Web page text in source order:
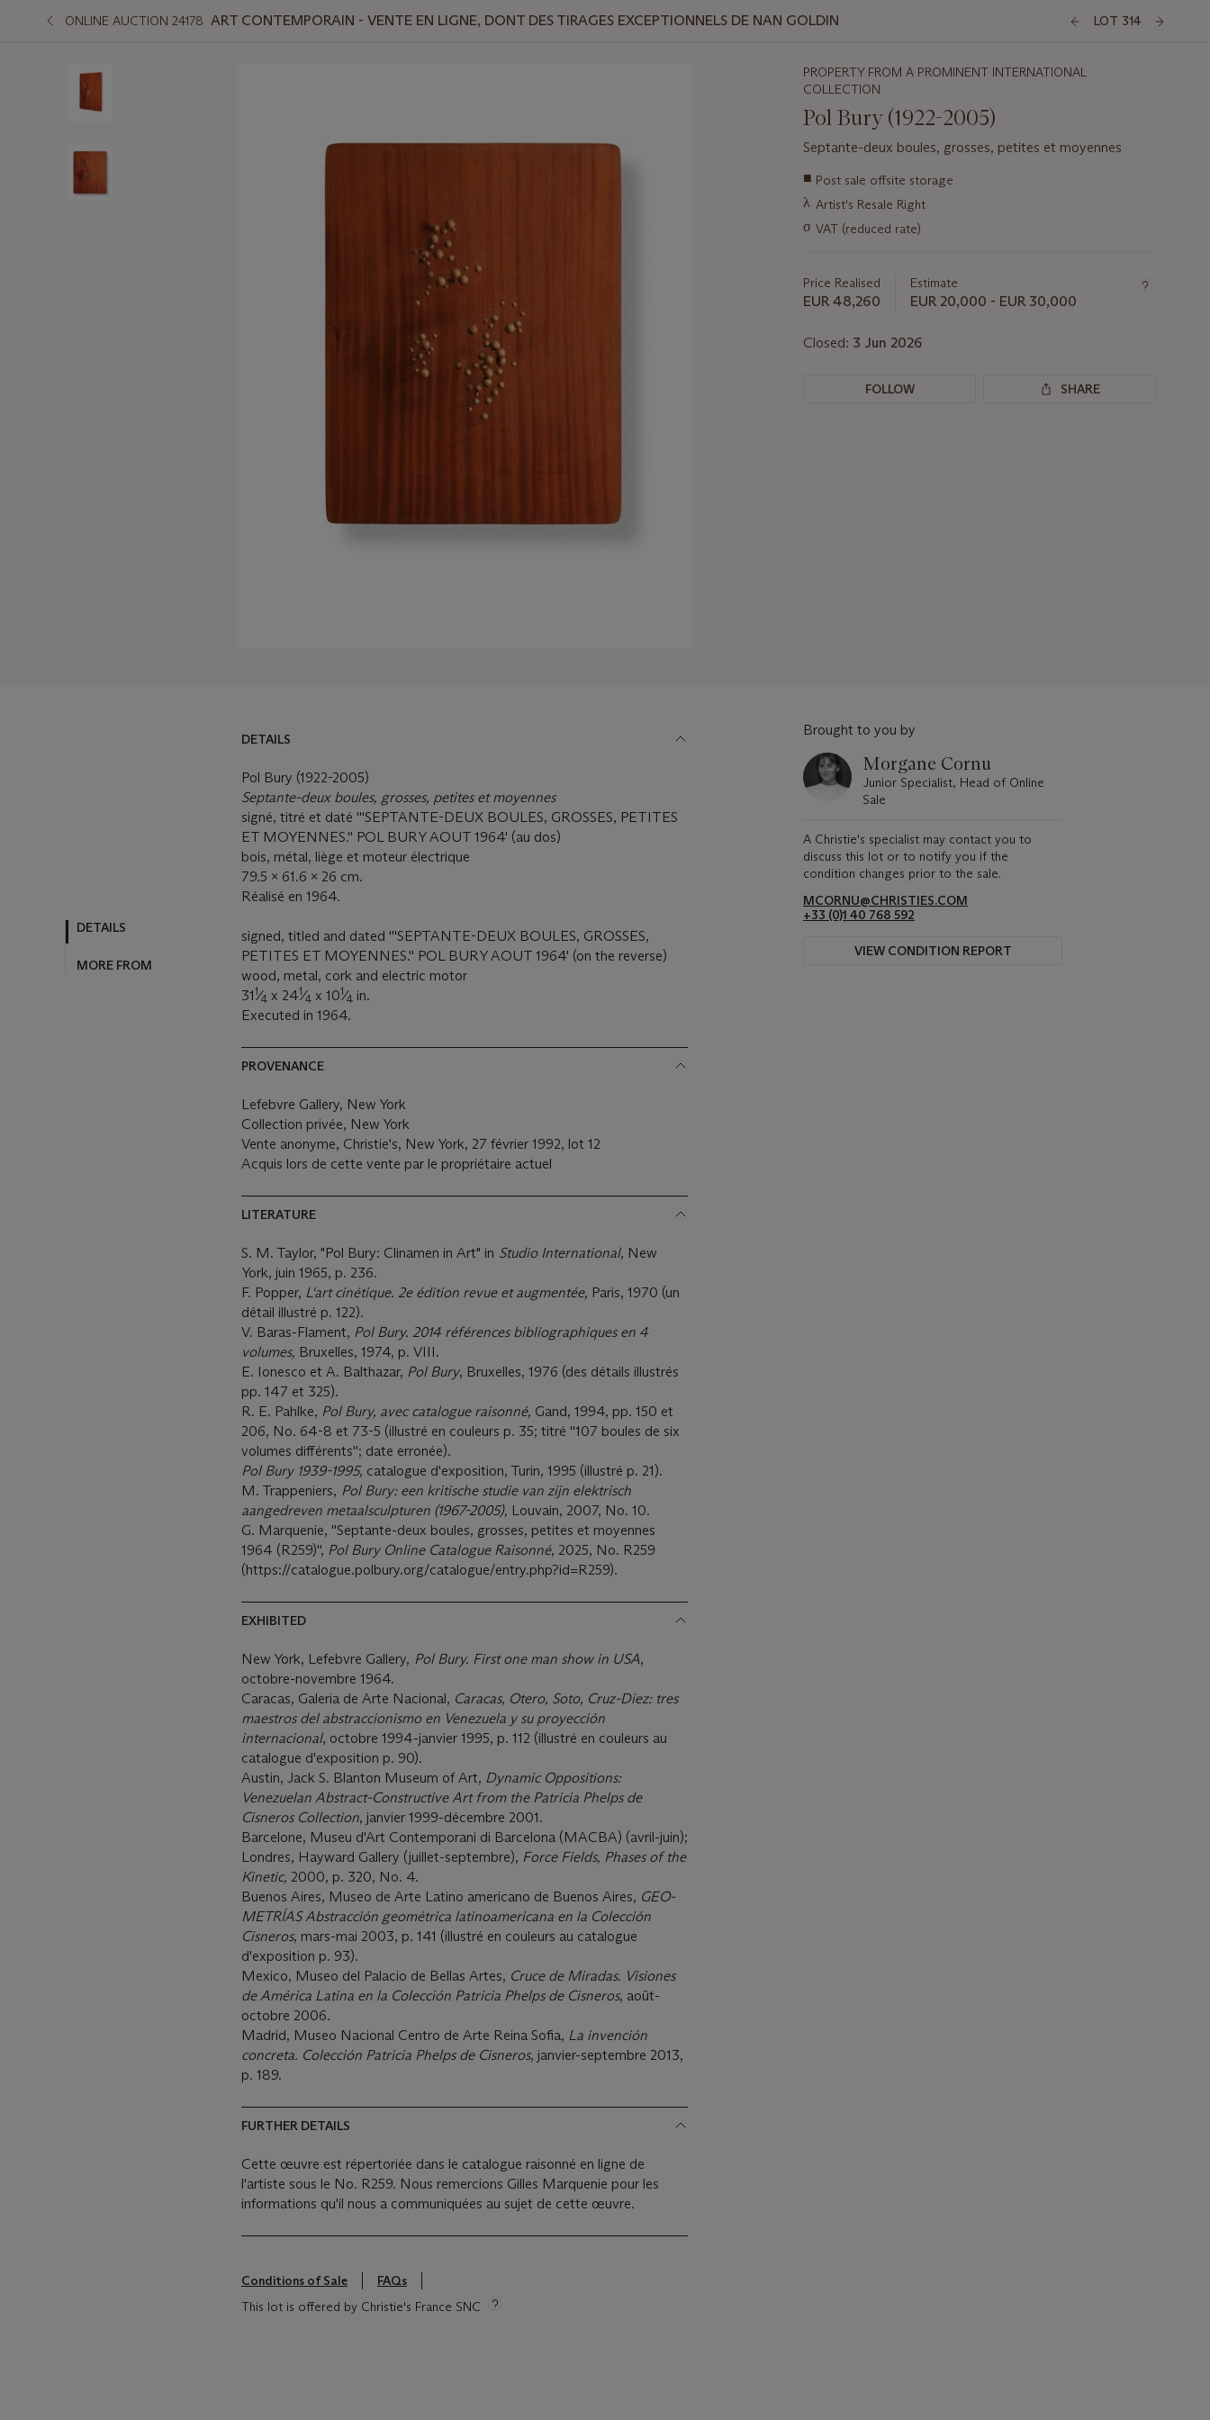
ONLINE AUCTION 24178 ART CONTEMPORAIN - VENTE EN LIGNE, DONT DES TIRAGES EXCEPTIONNELS DE NAN GOLDIN LOT 314
PROPERTY FROM A PROMINENT INTERNATIONAL
COLLECTION
Pol Bury (1922-2005)
Septante-deux boules, grosses, petites et moyennes
Important
about
this
■ Post sale offsite storage
λ Artist's Resale Right
σ VAT (reduced rate)
Price Realised
EUR 48,260
Estimate
EUR 20,000 - EUR 30,000
Closed: 3 Jun 2026
FOLLOW SHARE
DETAILS
MORE FROM
DETAILS
Pol Bury (1922-2005)
Septante-deux boules, grosses, petites et moyennes
signé, titré et daté '''SEPTANTE-DEUX BOULES, GROSSES, PETITES
ET MOYENNES.'' POL BURY AOUT 1964' (au dos)
bois, métal, liège et moteur électrique
79.5 x 61.6 x 26 cm.
Réalisé en 1964.
signed, titled and dated '''SEPTANTE-DEUX BOULES, GROSSES,
PETITES ET MOYENNES.'' POL BURY AOUT 1964' (on the reverse)
wood, metal, cork and electric motor
311⁄4 x 241⁄4 x 101⁄4 in.
Executed in 1964.
PROVENANCE
Lefebvre Gallery, New York
Collection privée, New York
Vente anonyme, Christie's, New York, 27 février 1992, lot 12
Acquis lors de cette vente par le propriétaire actuel
LITERATURE
S. M. Taylor, "Pol Bury: Clinamen in Art" in Studio International, New
York, juin 1965, p. 236.
F. Popper, L'art cinétique. 2e édition revue et augmentée, Paris, 1970 (un
détail illustré p. 122).
V. Baras-Flament, Pol Bury. 2014 références bibliographiques en 4
volumes, Bruxelles, 1974, p. VIII.
E. Ionesco et A. Balthazar, Pol Bury, Bruxelles, 1976 (des détails illustrés
pp. 147 et 325).
R. E. Pahlke, Pol Bury, avec catalogue raisonné, Gand, 1994, pp. 150 et
206, No. 64-8 et 73-5 (illustré en couleurs p. 35; titré ''107 boules de six
volumes différents''; date erronée).
Pol Bury 1939-1995, catalogue d'exposition, Turin, 1995 (illustré p. 21).
M. Trappeniers, Pol Bury: een kritische studie van zijn elektrisch
aangedreven metaalsculpturen (1967-2005), Louvain, 2007, No. 10.
G. Marquenie, ''Septante-deux boules, grosses, petites et moyennes
1964 (R259)'', Pol Bury Online Catalogue Raisonné, 2025, No. R259
(https://catalogue.polbury.org/catalogue/entry.php?id=R259).
EXHIBITED
New York, Lefebvre Gallery, Pol Bury. First one man show in USA,
octobre-novembre 1964.
Caracas, Galeria de Arte Nacional, Caracas, Otero, Soto, Cruz-Diez: tres
maestros del abstraccionismo en Venezuela y su proyección
internacional, octobre 1994-janvier 1995, p. 112 (illustré en couleurs au
catalogue d'exposition p. 90).
Austin, Jack S. Blanton Museum of Art, Dynamic Oppositions:
Venezuelan Abstract-Constructive Art from the Patricia Phelps de
Cisneros Collection, janvier 1999-décembre 2001.
Barcelone, Museu d'Art Contemporani di Barcelona (MACBA) (avril-juin);
Londres, Hayward Gallery (juillet-septembre), Force Fields, Phases of the
Kinetic, 2000, p. 320, No. 4.
Buenos Aires, Museo de Arte Latino americano de Buenos Aires, GEO-
METRÍAS Abstracción geométrica latinoamericana en la Colección
Cisneros, mars-mai 2003, p. 141 (illustré en couleurs au catalogue
d'exposition p. 93).
Mexico, Museo del Palacio de Bellas Artes, Cruce de Miradas. Visiones
de América Latina en la Colección Patricia Phelps de Cisneros, août-
octobre 2006.
Madrid, Museo Nacional Centro de Arte Reina Sofia, La invención
concreta. Colección Patricia Phelps de Cisneros, janvier-septembre 2013,
p. 189.
FURTHER DETAILS
Cette œuvre est répertoriée dans le catalogue raisonné en ligne de
l'artiste sous le No. R259. Nous remercions Gilles Marquenie pour les
informations qu'il nous a communiquées au sujet de cette œuvre.
Conditions of Sale
FAQs
This lot is offered by Christie's France SNC
Brought to you by
Morgane Cornu
Junior Specialist, Head of Online
Sale
A Christie's specialist may contact you to
discuss this lot or to notify you if the
condition changes prior to the sale.
MCORNU@CHRISTIES.COM
+33 (0)1 40 768 592
VIEW CONDITION REPORT